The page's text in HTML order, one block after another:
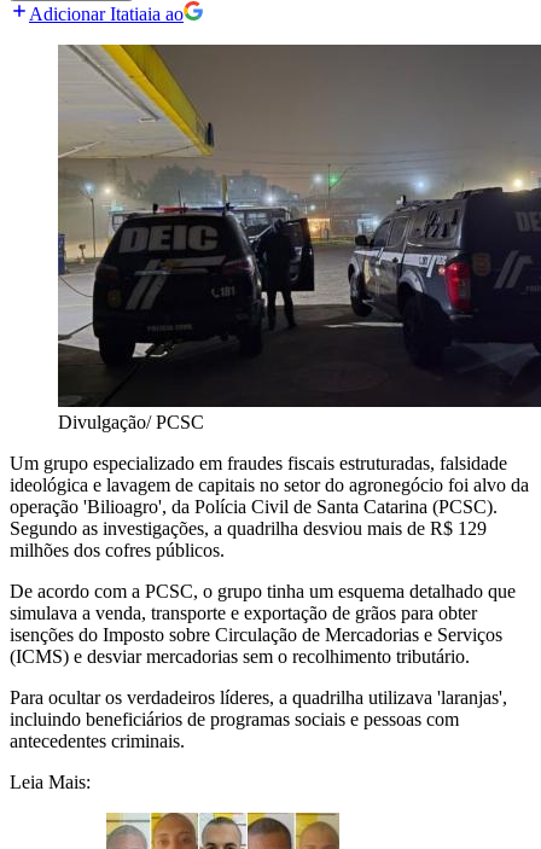
Adicionar Itatiaia ao
Divulgação/ PCSC
Um grupo especializado em fraudes fiscais estruturadas, falsidade
ideológica e lavagem de capitais no setor do agronegócio foi alvo da
operação 'Bilioagro', da Polícia Civil de Santa Catarina (PCSC).
Segundo as investigações, a quadrilha desviou mais de R$ 129
milhões dos cofres públicos.
De acordo com a PCSC, o grupo tinha um esquema detalhado que
simulava a venda, transporte e exportação de grãos para obter
isenções do Imposto sobre Circulação de Mercadorias e Serviços
(ICMS) e desviar mercadorias sem o recolhimento tributário.
Para ocultar os verdadeiros líderes, a quadrilha utilizava 'laranjas',
incluindo beneficiários de programas sociais e pessoas com
antecedentes criminais.
Leia Mais: